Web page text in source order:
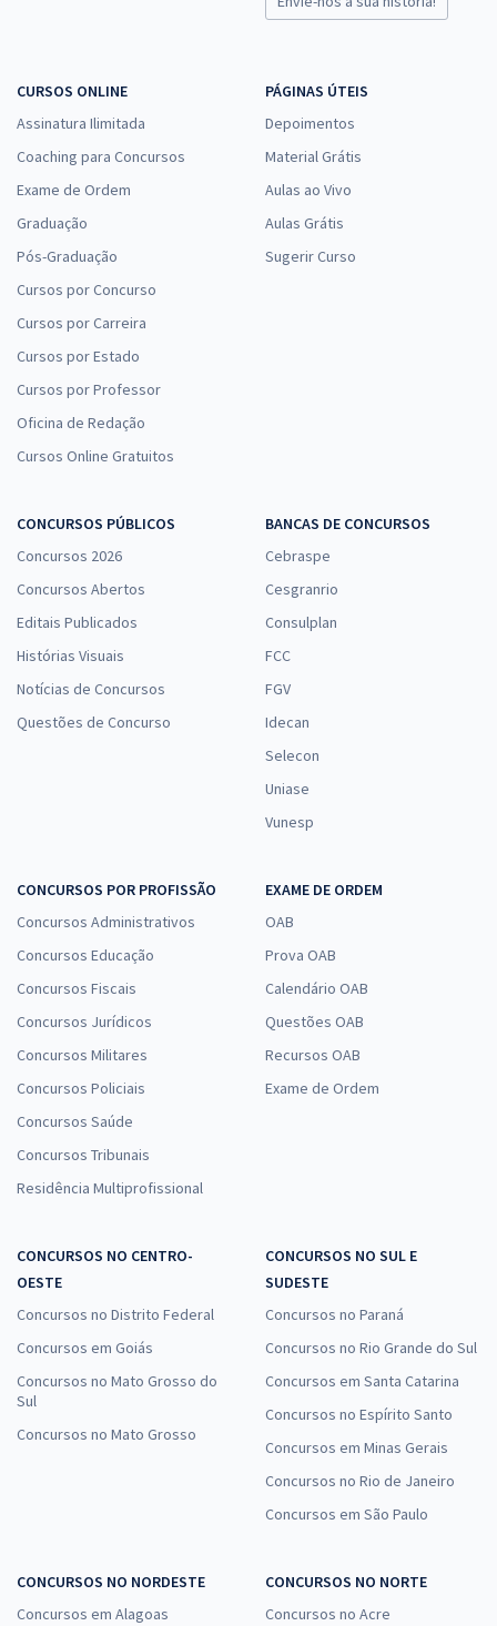
CURSOS ONLINE
Assinatura Ilimitada
Coaching para Concursos
Exame de Ordem
Graduação
Pós-Graduação
Cursos por Concurso
Cursos por Carreira
Cursos por Estado
Cursos por Professor
Oficina de Redação
Cursos Online Gratuitos
PÁGINAS ÚTEIS
Depoimentos
Material Grátis
Aulas ao Vivo
Aulas Grátis
Sugerir Curso
CONCURSOS PÚBLICOS
Concursos 2026
Concursos Abertos
Editais Publicados
Histórias Visuais
Notícias de Concursos
Questões de Concurso
BANCAS DE CONCURSOS
Cebraspe
Cesgranrio
Consulplan
FCC
FGV
Idecan
Selecon
Uniase
Vunesp
CONCURSOS POR PROFISSÃO
Concursos Administrativos
Concursos Educação
Concursos Fiscais
Concursos Jurídicos
Concursos Militares
Concursos Policiais
Concursos Saúde
Concursos Tribunais
Residência Multiprofissional
EXAME DE ORDEM
OAB
Prova OAB
Calendário OAB
Questões OAB
Recursos OAB
Exame de Ordem
CONCURSOS NO CENTRO-
OESTE
Concursos no Distrito Federal
Concursos em Goiás
Concursos no Mato Grosso do
Sul
Concursos no Mato Grosso
CONCURSOS NO SUL E
SUDESTE
Concursos no Paraná
Concursos no Rio Grande do Sul
Concursos em Santa Catarina
Concursos no Espírito Santo
Concursos em Minas Gerais
Concursos no Rio de Janeiro
Concursos em São Paulo
CONCURSOS NO NORDESTE
Concursos em Alagoas
CONCURSOS NO NORTE
Concursos no Acre